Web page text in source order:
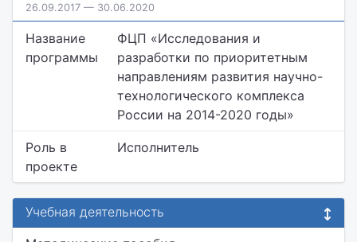
26.09.2017 — 30.06.2020
Название
программы
ФЦП «Исследования и
разработки по приоритетным
направлениям развития научно-
технологического комплекса
России на 2014-2020 годы»
Роль в
проекте
Исполнитель
Учебная деятельность